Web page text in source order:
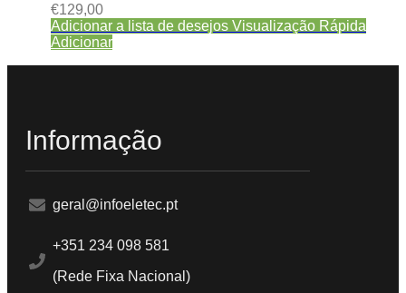
€129,00
Adicionar a lista de desejos Visualização Rápida
Adicionar
Informação
geral@infoeletec.pt
+351 234 098 581
(Rede Fixa Nacional)